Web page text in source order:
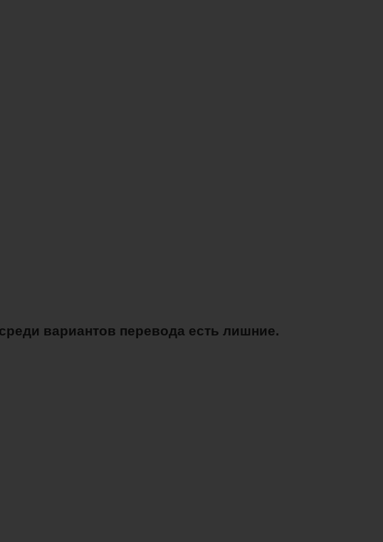
вариантов перевода есть лишние.